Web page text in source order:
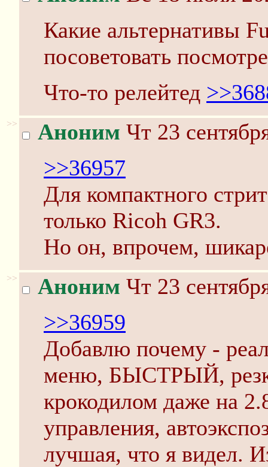
Какие альтернативы
посоветовать
Что-то релейтед
>> Аноним Чт 23
>>36957
Для компактного
только Ricoh GR3.
Но он, впрочем,
>> Аноним Чт 23
>>36959
Добавлю почему -
меню, БЫСТРЫЙ,
крокодилом даже на
управления,
лучшая, что я видел.